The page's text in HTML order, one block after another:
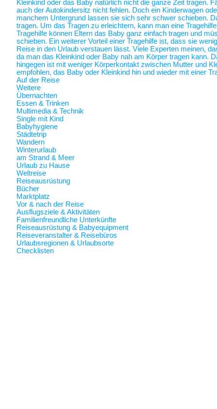
Kleinkind oder das Baby natürlich nicht die ganze Zeit tragen.
auch der Autokindersitz nicht fehlen. Doch ein Kinderwagen
manchem Untergrund lassen sie sich sehr schwer schieben.
tragen. Um das Tragen zu erleichtern, kann man eine
Tragehilfe können Eltern das Baby ganz einfach tragen und
schieben. Ein weiterer Vorteil einer Tragehilfe ist, dass sie
Reise in den Urlaub verstauen lässt. Viele Experten meinen,
da man das Kleinkind oder Baby nah am Körper tragen kann.
hingegen ist mit weniger Körperkontakt zwischen Mutter und
empfohlen, das Baby oder Kleinkind hin und wieder mit einer
Auf der Reise
Weitere
Übernachten
Essen & Trinken
Multimedia & Technik
Single mit Kind
Babyhygiene
Städtetrip
Wandern
Winterurlaub
am Strand & Meer
Urlaub zu Hause
Weltreise
Reiseausrüstung
Bücher
Marktplatz
Vor & nach der Reise
Ausflugsziele & Aktivitäten
Familienfreundliche Unterkünfte
Reiseausrüstung & Babyequipment
Reiseveranstalter & Reisebüros
Urlaubsregionen & Urlaubsorte
Checklisten